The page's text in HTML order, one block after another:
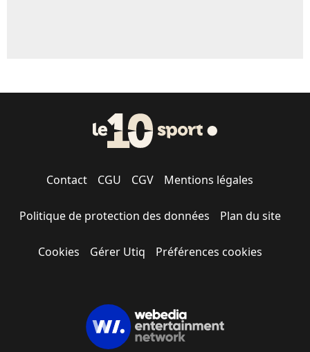
Contact CGU CGV Mentions légales
Politique de protection des données Plan du site
Cookies Gérer Utiq Préférences cookies